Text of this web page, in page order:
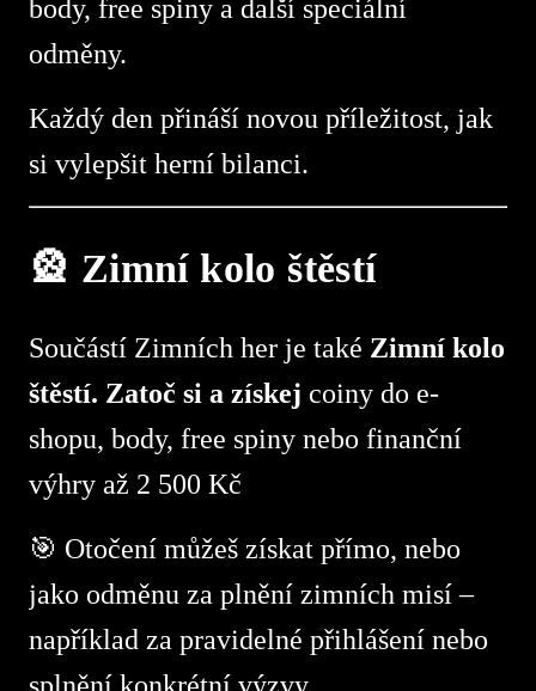
body, free spiny a další speciální
odměny.
Každý den přináší novou příležitost, jak
si vylepšit herní bilanci.
🎡 Zimní kolo štěstí
Součástí Zimních her je také Zimní kolo
štěstí. Zatoč si a získej coiny do e-
shopu, body, free spiny nebo finanční
výhry až 2 500 Kč
🎯 Otočení můžeš získat přímo, nebo
jako odměnu za plnění zimních misí –
například za pravidelné přihlášení nebo
splnění konkrétní výzvy.